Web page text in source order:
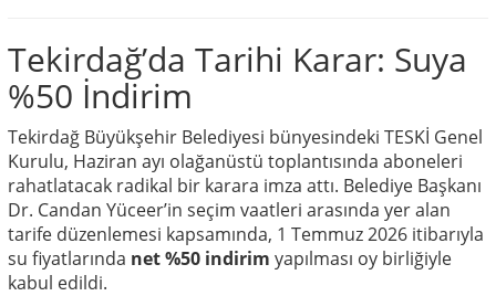
Tekirdağ’da Tarihi Karar: Suya
%50 İndirim
Tekirdağ Büyükşehir Belediyesi bünyesindeki TESKİ Genel
Kurulu, Haziran ayı olağanüstü toplantısında aboneleri
rahatlatacak radikal bir karara imza attı. Belediye Başkanı
Dr. Candan Yüceer’in seçim vaatleri arasında yer alan
tarife düzenlemesi kapsamında, 1 Temmuz 2026 itibarıyla
su fiyatlarında net %50 indirim yapılması oy birliğiyle
kabul edildi.